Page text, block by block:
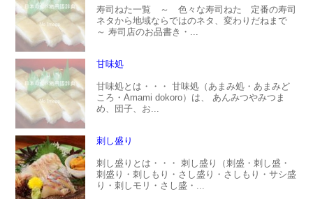
寿司ねた一覧 ～ 色々な寿司ねた 定番の寿司
ネタから地域ならではのネタ、変わりだねまで
～ 寿司店のお品書き・...
甘味処
甘味処とは・・・ 甘味処（あまみ処・あまみど
ころ・Amami dokoro）は、 あんみつやみつま
め、団子、お...
刺し盛り
刺し盛りとは・・・ 刺し盛り（刺盛・刺し盛・
刺盛り・刺しもり・さし盛り・さしもり・サシ盛
り・刺しモリ・さし盛・...